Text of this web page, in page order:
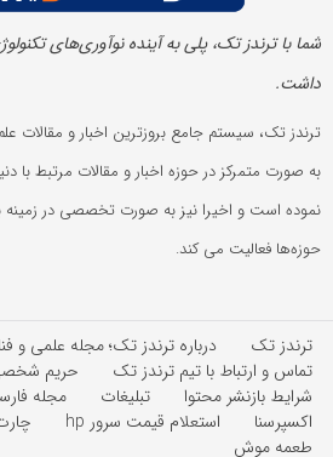
شما با ترندز تک، پلی به آینده‌ نوآوری‌های
داشت.
به صورت متمرکز در حوزه اخبار و مقالات مرتبط با
نموده است و اخیرا نیز به صورت تخصصی در زمینه
حوزه‌ها فعالیت می کند.
ترندز تک
درباره ترندز تک؛ مجله علمی و
تماس و ارتباط با تیم ترندز تک
حریم
شرایط بازنشر محتوا
تبلیغات مجله
اکسپرسنا
استعلام قیمت سرور hp
طعمه موش